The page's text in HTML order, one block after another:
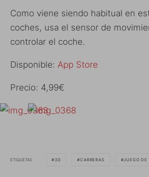
Como viene siendo habitual en
coches, usa el sensor de
controlar el coche.
Disponible: App Store
Precio: 4,99€
ETIQUETAS 3D CARRERAS JUEGO DE